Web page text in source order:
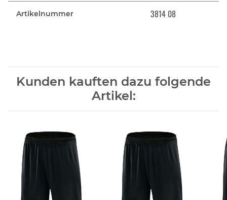
Artikelnummer 3814 08
Kunden kauften dazu folgende
Artikel: